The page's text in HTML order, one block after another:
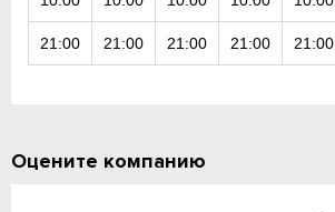
21:00 21:00 21:00 21:00 21:00
Оцените компанию